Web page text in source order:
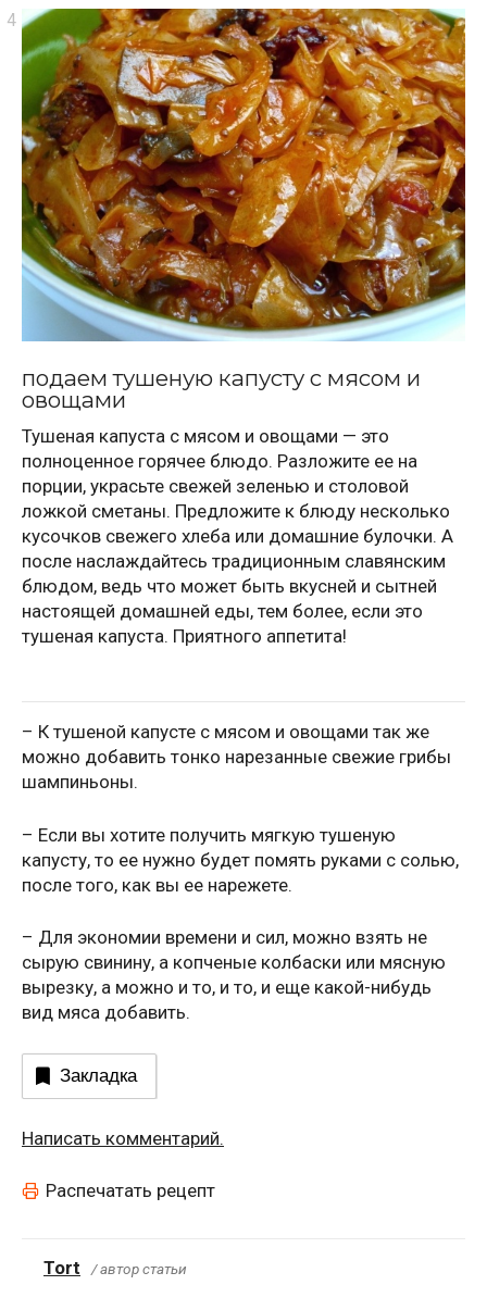
подаем тушеную капусту с мясом и
овощами
Тушеная капуста с мясом и овощами — это
полноценное горячее блюдо. Разложите ее на
порции, украсьте свежей зеленью и столовой
ложкой сметаны. Предложите к блюду несколько
кусочков свежего хлеба или домашние булочки. А
после наслаждайтесь традиционным славянским
блюдом, ведь что может быть вкусней и сытней
настоящей домашней еды, тем более, если это
тушеная капуста. Приятного аппетита!
– К тушеной капусте с мясом и овощами так же
можно добавить тонко нарезанные свежие грибы
шампиньоны.
– Если вы хотите получить мягкую тушеную
капусту, то ее нужно будет помять руками с солью,
после того, как вы ее нарежете.
– Для экономии времени и сил, можно взять не
сырую свинину, а копченые колбаски или мясную
вырезку, а можно и то, и то, и еще какой-нибудь
вид мяса добавить.
Закладка
Написать комментарий.
Распечатать рецепт
Tort / автор статьи